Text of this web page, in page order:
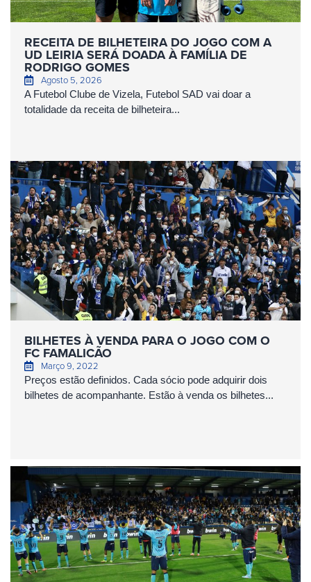
RECEITA DE BILHETEIRA DO JOGO COM A
UD LEIRIA SERÁ DOADA À FAMÍLIA DE
RODRIGO GOMES
Agosto 5, 2026
A Futebol Clube de Vizela, Futebol SAD vai doar a
totalidade da receita de bilheteira...
BILHETES À VENDA PARA O JOGO COM O
FC FAMALICÃO
Março 9, 2022
Preços estão definidos. Cada sócio pode adquirir dois
bilhetes de acompanhante. Estão à venda os bilhetes...